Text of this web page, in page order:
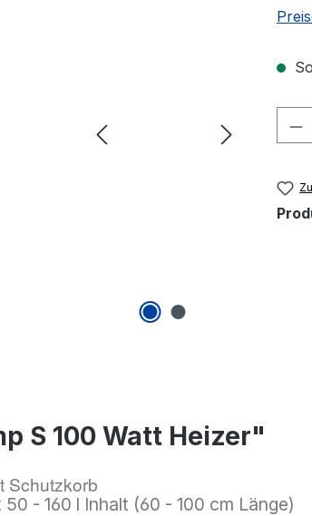
S 100 Watt Heizer"
Schutzkorb
- 160 l Inhalt (60 - 100 cm Länge)